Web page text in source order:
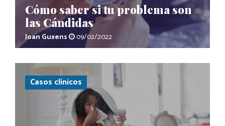
Cómo saber si tu problema son
las Cándidas
Joan Guxens 09/02/2022
Casos clínicos